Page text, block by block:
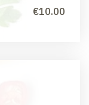
€10.00